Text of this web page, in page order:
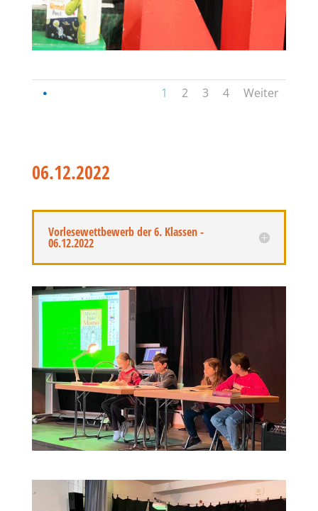
1 2 3 4 Weiter
06.12.2022
Vorlesewettbewerb der 6. Klassen -
06.12.2022